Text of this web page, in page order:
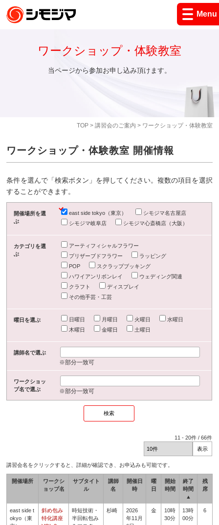
Menu
TOP> 講習会のご案内 > ワークショップ・体験教室
ワークショップ・体験教室
当ページから参加お申し込み頂けます。
ワークショップ・体験教室 開催情報
条件を選んで「検索ボタン」を押してください。複数の項目を選択
することができます。
開催場所を選
ぶ
east side tokyo（東京）
シモジマ名古屋店
シモジマ岐阜店
シモジマ心斎橋店（大阪）
カテゴリを選
ぶ
アーティフィシャルフラワー
プリザーブドフラワー
ラッピング
POP
スクラップブッキング
ハワイアンリボンレイ
ウェディング関連
クラフト
ディスプレイ
その他手芸・工芸
曜日を選ぶ 日曜日 月曜日 火曜日
水曜日
木曜日
金曜日 土曜日
講師名で選ぶ
※部分一致可
ワークショッ
プ名で選ぶ
※部分一致可
11 -20件 /66件
講習会名をクリックすると、詳細が確認でき、お申込みも可能です。
開催場所
ワークシ
ョップ名
サブタイト
ル
講師
名
開催日
時
曜
日
開始
時間
終了
時間
▲
残
席
east side t
okyo（東
斜め包み
特化講座
時短技術・
半回転包み
杉崎
2026
年11月
金
10時
30分
13時
00分
6